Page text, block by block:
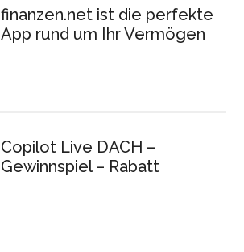
finanzen.net ist die perfekte
App rund um Ihr Vermögen
Copilot Live DACH –
Gewinnspiel – Rabatt